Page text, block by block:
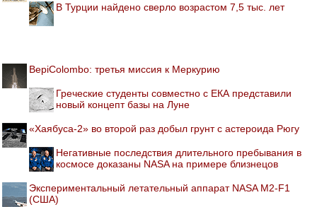
В Турции найдено сверло возрастом 7,5 тыс. лет
BepiColombo: третья миссия к Меркурию
Греческие студенты совместно с ЕКА представили
новый концепт базы на Луне
«Хаябуса-2» во второй раз добыл грунт с астероида Рюгу
Негативные последствия длительного пребывания в
космосе доказаны NASA на примере близнецов
Экспериментальный летательный аппарат NASA M2-F1
(США)